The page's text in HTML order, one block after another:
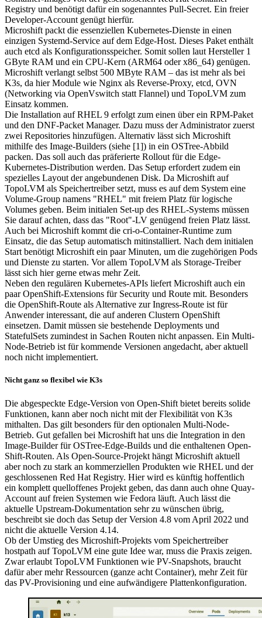
Registry und benötigt dafür ein sogenanntes Pull-Secret. Ein freier
Developer-Account genügt hierfür.
Microshift packt die essenziellen Kubernetes-Dienste in einen
einzigen Systemd-Service auf dem Edge-Host. Dieses Paket enthält
auch etcd als Konfigurationsspeicher. Somit sollen laut Hersteller 1
GByte RAM und ein CPU-Kern (ARM64 oder x86_64) genügen.
Microshift verlangt selbst 500 MByte RAM – das ist mehr als bei
K3s, da hier Module wie Nginx als Reverse-Proxy, etcd, OVN
(Networking via OpenVswitch statt Flannel) und TopoLVM zum
Einsatz kommen.
Die Installation auf RHEL 9 erfolgt zum einen über ein RPM-Paket
und den DNF-Packet Manager. Dazu muss der Administrator zuerst
zwei Repositories hinzufügen. Alternativ lässt sich Microshift
mithilfe des Image-Builders (siehe [1]) in ein OSTree-Abbild
packen. Das soll auch das präferierte Rollout für die Edge-
Kubernetes-Distribution werden. Das Setup erfordert zudem ein
spezielles Layout der angebundenen Disk. Da Microshift auf
TopoLVM als Speichertreiber setzt, muss es auf dem System eine
Volume-Group namens "RHEL" mit freiem Platz für logische
Volumes geben. Beim initialen Set-up des RHEL-Systems müssen
Sie darauf achten, dass das "Root"-LV genügend freien Platz lässt.
Auch bei Microshift kommt die cri-o-Container-Runtime zum
Einsatz, die das Setup automatisch mitinstalliert. Nach dem initialen
Start benötigt Microshift ein paar Minuten, um die zugehörigen Pods
und Dienste zu starten. Vor allem TopoLVM als Storage-Treiber
lässt sich hier gerne etwas mehr Zeit.
Neben den regulären Kubernetes-APIs liefert Microshift auch ein
paar Open­Shift-Extensions für Security und Route mit. Besonders
die OpenShift-Route als Alternative zur Ingress-Route ist für
Anwender interessant, die auf anderen Clustern OpenShift
einsetzen. Damit müssen sie bestehende Deployments und
StatefulSets zumindest in Sachen Routen nicht anpassen. Ein Multi-
Node-Betrieb ist für kommende Versionen angedacht, aber aktuell
noch nicht implementiert.
Nicht ganz so flexibel wie K3s
Die abgespeckte Edge-Version von Open-Shift bietet bereits solide
Funktionen, kann aber noch nicht mit der Flexibilität von K3s
mithalten. Das gilt besonders für den optionalen Multi-Node-
Betrieb. Gut gefallen bei Microshift hat uns die Integration in den
Image-Builder für OSTree-Edge-Builds und die enthaltenen Open-
Shift-Routen. Als Open-Source-Projekt hängt Microshift aktuell
aber noch zu stark an kommerziellen Produkten wie RHEL und der
geschlossenen Red Hat Registry. Hier wird es künftig hoffentlich
ein komplett quelloffenes Projekt geben, das dann auch ohne Quay-
Account auf freien Systemen wie Fedora läuft. Auch lässt die
aktuelle Upstream-Dokumentation sehr zu wünschen übrig,
beschreibt sie doch das Setup der Version 4.8 vom April 2022 und
nicht die aktuelle Version 4.14.
Ob der Umstieg des Microshift-Projekts vom Speichertreiber
hostpath auf TopoLVM eine gute Idee war, muss die Praxis zeigen.
Zwar erlaubt TopoLVM Funktionen wie PV-Snapshots, braucht
dafür aber mehr Ressourcen (ganze acht Container), mehr Zeit für
das PV-Provisioning und eine aufwändigere Plattenkonfiguration.